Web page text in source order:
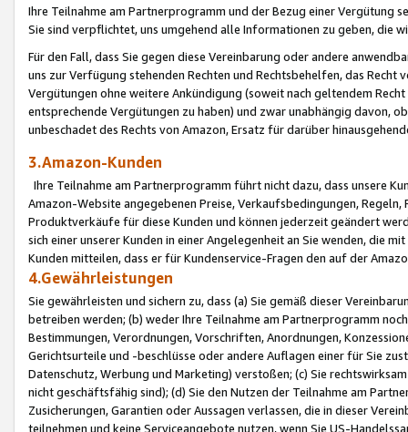
Ihre Teilnahme am Partnerprogramm und der Bezug einer Vergütung
Sie sind verpflichtet, uns umgehend alle Informationen zu geben, die
Für den Fall, dass Sie gegen diese Vereinbarung oder andere
uns zur Verfügung stehenden Rechten und Rechtsbehelfen, das
Vergütungen ohne weitere Ankündigung (soweit nach geltendem
entsprechende Vergütungen zu haben) und zwar unabhängig davon,
unbeschadet des Rechts von Amazon, Ersatz für darüber
3.Amazon-Kunden
Ihre Teilnahme am Partnerprogramm führt nicht dazu, dass unsere
Amazon-Website angegebenen Preise, Verkaufsbedingungen,
Produktverkäufe für diese Kunden und können jederzeit geändert
sich einer unserer Kunden in einer Angelegenheit an Sie wenden, die
Kunden mitteilen, dass er für Kundenservice-Fragen den auf der
4.Gewährleistungen
Sie gewährleisten und sichern zu, dass (a) Sie gemäß dieser
betreiben werden; (b) weder Ihre Teilnahme am Partnerprogramm
Bestimmungen, Verordnungen, Vorschriften, Anordnungen,
Gerichtsurteile und -beschlüsse oder andere Auflagen einer für Sie
Datenschutz, Werbung und Marketing) verstoßen; (c) Sie
nicht geschäftsfähig sind); (d) Sie den Nutzen der Teilnahme am
Zusicherungen, Garantien oder Aussagen verlassen, die in dieser
teilnehmen und keine Serviceangebote nutzen, wenn Sie US-